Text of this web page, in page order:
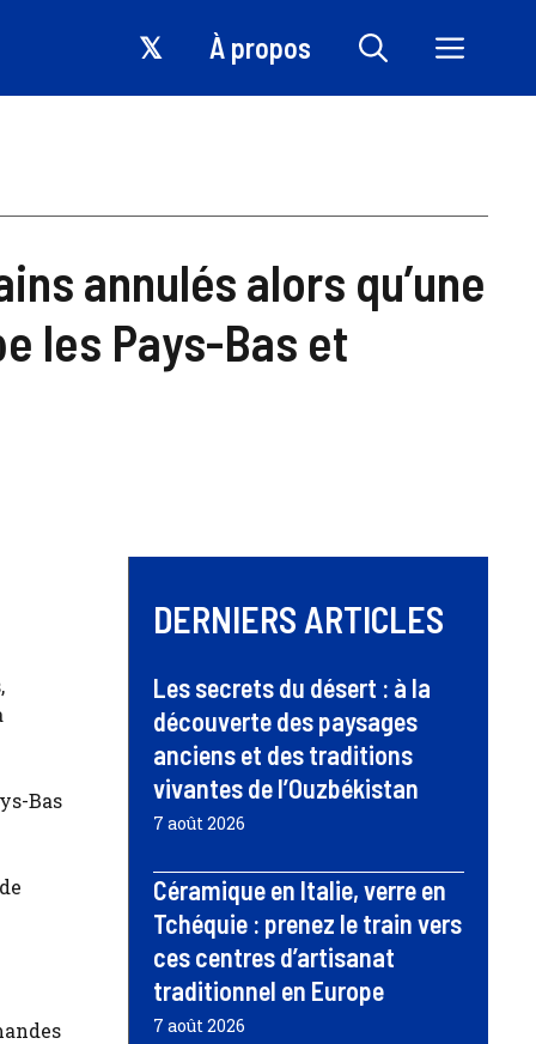
𝕏 À propos
annulés alors qu’une
les Pays-Bas et
Bas
DERNIERS ARTICLES
Les secrets du désert : à la
découverte des paysages
anciens et des traditions
vivantes de l’Ouzbékistan
7 août 2026
Céramique en Italie, verre en
Tchéquie : prenez le train vers
ces centres d’artisanat
traditionnel en Europe
7 août 2026